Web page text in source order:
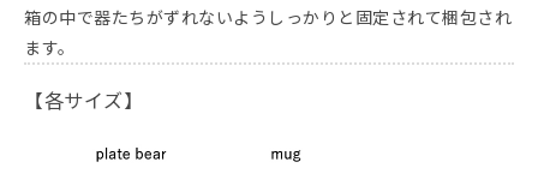
箱の中で器たちがずれないようしっかりと固定されて梱包され
ます。
【各サイズ】